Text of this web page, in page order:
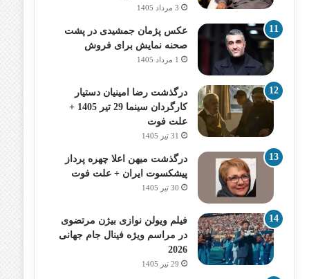
3 مرداد 1405
عکس پژمان جمشیدی در پشت
صحنه نمایش برای فروش
1 مرداد 1405
درگذشت رضا امینیان دستیار
کارگردان سینما 29 تیر 1405 +
علت فوت
31 تیر 1405
درگذشت میهن اعلا چهره پرداز
پیشکسوت ایران + علت فوت
30 تیر 1405
فیلم ویولن نوازی بیژن مرتضوی
در مراسم ویژه فینال جام جهانی
2026
29 تیر 1405